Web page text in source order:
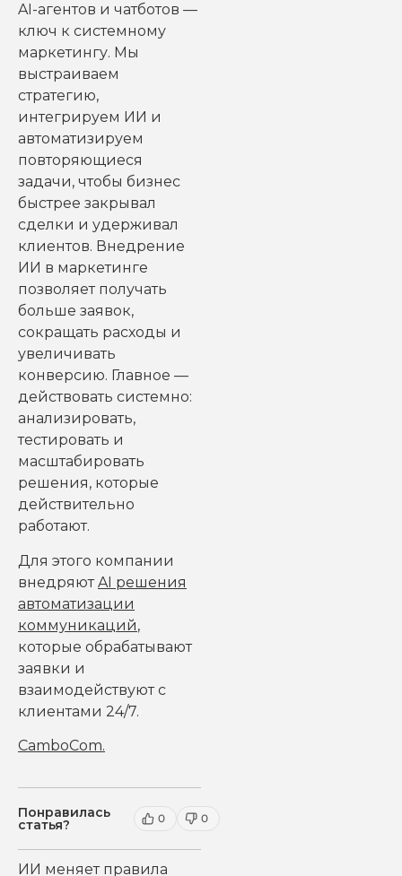
AI-агентов и чатботов —
ключ к системному
маркетингу. Мы
выстраиваем
стратегию,
интегрируем ИИ и
автоматизируем
повторяющиеся
задачи, чтобы бизнес
быстрее закрывал
сделки и удерживал
клиентов. Внедрение
ИИ в маркетинге
позволяет получать
больше заявок,
сокращать расходы и
увеличивать
конверсию. Главное —
действовать системно:
анализировать,
тестировать и
масштабировать
решения, которые
действительно
работают.
Для этого компании
внедряютAI решения
автоматизации
коммуникаций,
которые обрабатывают
заявки и
взаимодействуют с
клиентами 24/7.
CamboCom.
Понравилась
статья? 0 0
ИИ меняет правила